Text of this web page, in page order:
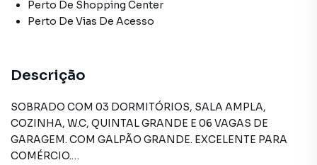
Perto De Shopping Center
Perto De Vias De Acesso
Descrição
SOBRADO COM 03 DORMITÓRIOS, SALA AMPLA,
COZINHA, W.C, QUINTAL GRANDE E 06 VAGAS DE
GARAGEM. COM GALPÃO GRANDE. EXCELENTE PARA
COMÉRCIO.